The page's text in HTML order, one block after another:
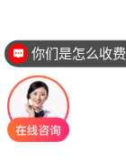
你们是怎么收费